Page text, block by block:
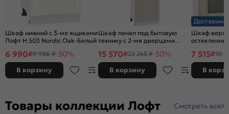
Шкаф нижний с 3-мя ящиками
Лофт Н 503 Nordic Oak-Белый
6 990₽9 986 ₽-30%
В корзину
Шкаф пенал под бытовую
технику с 2-мя дверцами
шкафов высотой 920)
Cappuccino Veralinga-Белый
15 570₽22 243 ₽-30%
В корзину
Доставим
Шкаф
Veralinga-
7 515₽10
В
Товары коллекции Лофт Смотреть все